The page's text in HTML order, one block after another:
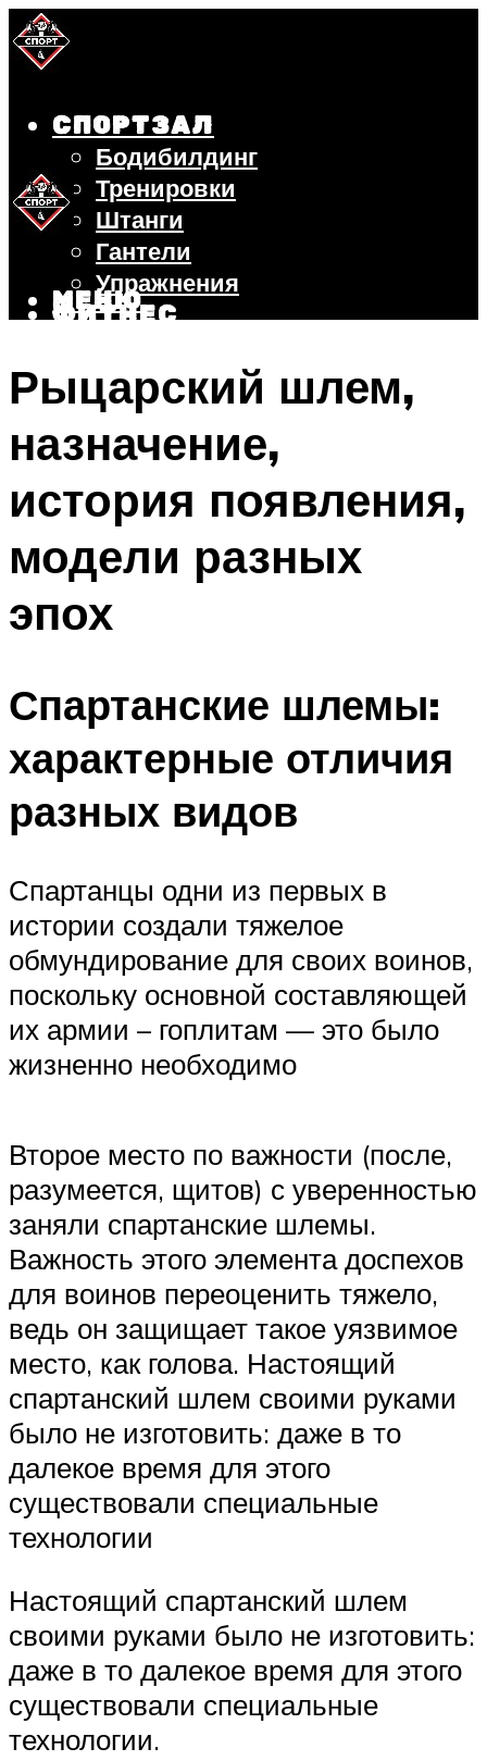
СПОРТЗАЛ
Бодибилдинг
Тренировки
Штанги
Гантели
Упражнения
ФИТНЕС
ВЕЛОСИПЕД
ПОХУДЕНИЕ
МЕНЮ
Рыцарский шлем,
назначение,
история появления,
модели разных
эпох
Спартанские шлемы:
характерные отличия
разных видов
Спартанцы одни из первых в
истории создали тяжелое
обмундирование для своих воинов,
поскольку основной составляющей
их армии – гоплитам — это было
жизненно необходимо
Второе место по важности (после,
разумеется, щитов) с уверенностью
заняли спартанские шлемы.
Важность этого элемента доспехов
для воинов переоценить тяжело,
ведь он защищает такое уязвимое
место, как голова. Настоящий
спартанский шлем своими руками
было не изготовить: даже в то
далекое время для этого
существовали специальные
технологии
Настоящий спартанский шлем
своими руками было не изготовить:
даже в то далекое время для этого
существовали специальные
технологии.